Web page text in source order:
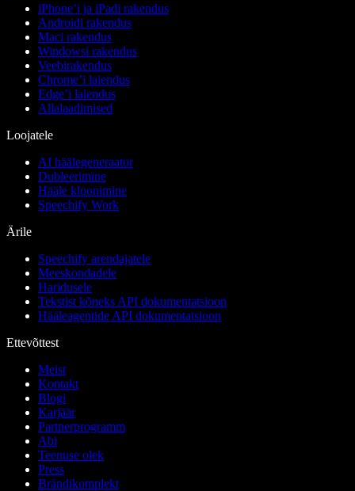
iPhone’i ja iPadi rakendus
Androidi rakendus
Maci rakendus
Windowsi rakendus
Veebirakendus
Chrome’i laiendus
Edge’i laiendus
Allalaadimised
Loojatele
AI häälegeneraator
Dubleerimine
Hääle kloonimine
Speechify Work
Ärile
Speechify arendajatele
Meeskondadele
Haridusele
Tekstist kõneks API dokumentatsioon
Hääleagentide API dokumentatsioon
Ettevõttest
Meist
Kontakt
Blogi
Karjäär
Partnerprogramm
Abi
Teenuse olek
Press
Brändikomplekt